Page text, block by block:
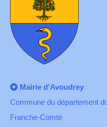
Mairie d'Avoudrey
Commune du département
Franche-Comté